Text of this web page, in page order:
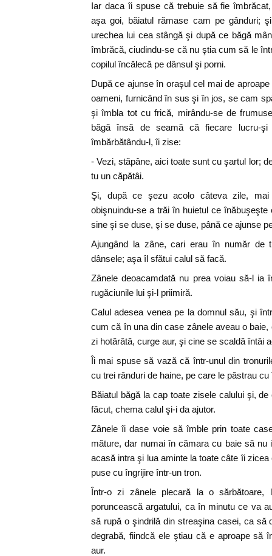
Iar daca îi spuse că trebuie să fie
aşa goi, băiatul rămase cam pe gânduri;
urechea lui cea stângă şi după ce băgă
îmbrăcă, ciudindu-se că nu ştia cum să le
copilul încălecă pe dânsul şi porni.
După ce ajunse în oraşul cel mai de
oameni, furnicând în sus şi în jos, se cam
şi îmbla tot cu frică, mirându-se de
băgă însă de seamă că fiecare lucru-
îmbărbătându-l, îi zise:
- Vezi, stăpâne, aici toate sunt cu şartul lor;
tu un căpătâi.
Şi, după ce şezu acolo câteva zile,
obişnuindu-se a trăi în huietul ce
sine şi se duse, şi se duse, până ce ajunse
Ajungând la zâne, cari erau în număr de
dânsele; aşa îl sfătui calul să facă.
Zânele deoacamdată nu prea voiau să-l ia
rugăciunile lui şi-l priimiră.
Calul adesea venea pe la domnul său, şi
cum că în una din case zânele aveau o
zi hotărâtă, curge aur, şi cine se scaldă întâi
Îi mai spuse să vază că într-unul din
cu trei rânduri de haine, pe care le păstrau cu
Băiatul băgă la cap toate zisele calului şi,
făcut, chema calul şi-i da ajutor.
Zânele îi dase voie să îmble prin toate
măture, dar numai în cămara cu baie să nu
acasă intra şi lua aminte la toate câte îi
puse cu îngrijire într-un tron.
Într-o zi zânele plecară la o
poruncească argatului, ca în minutu ce va
să rupă o şindrilă din streaşina casei, ca să
degrabă, fiindcă ele ştiau că e aproape să
aur.